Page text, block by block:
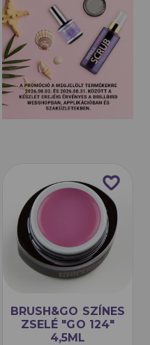
favorite_border
BRUSH&GO SZÍNES
ZSELÉ "GO 124"
4,5ML